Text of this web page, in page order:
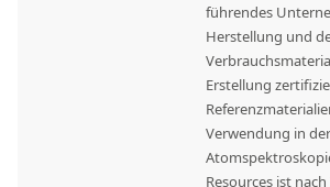
führendes
Herstellung und
Erstellung
Verwendung in der
Resources ist nach